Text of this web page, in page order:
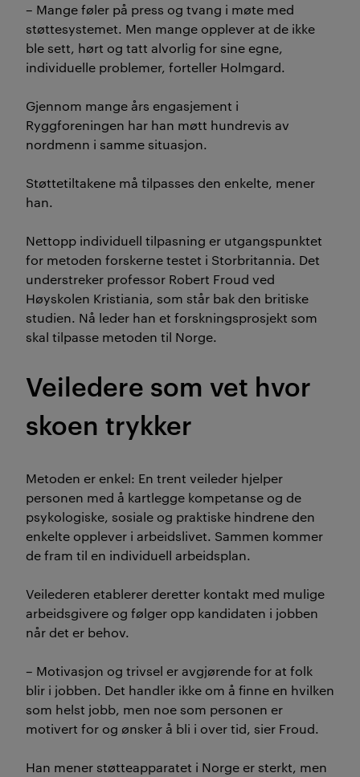
– Mange føler på press og tvang i møte med
støttesystemet. Men mange opplever at de ikke
ble sett, hørt og tatt alvorlig for sine egne,
individuelle problemer, forteller Holmgard.
Gjennom mange års engasjement i
Ryggforeningen har han møtt hundrevis av
nordmenn i samme situasjon.
Støttetiltakene må tilpasses den enkelte, mener
han.
Nettopp individuell tilpasning er utgangspunktet
for metoden forskerne testet i Storbritannia. Det
understreker professor Robert Froud ved
Høyskolen Kristiania, som står bak den britiske
studien. Nå leder han et forskningsprosjekt som
skal tilpasse metoden til Norge.
Veiledere som vet hvor
skoen trykker
Metoden er enkel: En trent veileder hjelper
personen med å kartlegge kompetanse og de
psykologiske, sosiale og praktiske hindrene den
enkelte opplever i arbeidslivet. Sammen kommer
de fram til en individuell arbeidsplan.
Veilederen etablerer deretter kontakt med mulige
arbeidsgivere og følger opp kandidaten i jobben
når det er behov.
– Motivasjon og trivsel er avgjørende for at folk
blir i jobben. Det handler ikke om å finne en hvilken
som helst jobb, men noe som personen er
motivert for og ønsker å bli i over tid, sier Froud.
Han mener støtteapparatet i Norge er sterkt, men